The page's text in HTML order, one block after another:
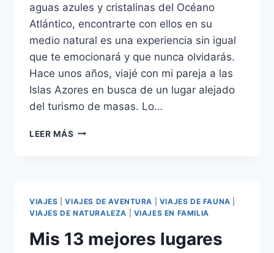
aguas azules y cristalinas del Océano
Atlántico, encontrarte con ellos en su
medio natural es una experiencia sin igual
que te emocionará y que nunca olvidarás.
Hace unos años, viajé con mi pareja a las
Islas Azores en busca de un lugar alejado
del turismo de masas. Lo…
LEER MÁS
VIAJES |VIAJES DE AVENTURA VIAJES DE FAUNA
VIAJES DE NATURALEZA
VIAJES EN FAMILIA
Mis 13 mejores lugares